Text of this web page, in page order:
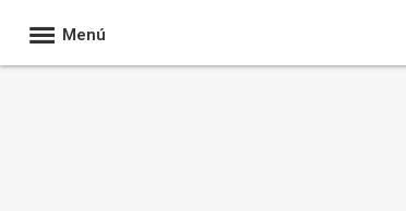
Menú